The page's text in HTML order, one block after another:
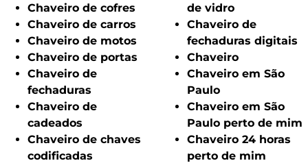
Chaveiro de cofres
Chaveiro de carros
Chaveiro de motos
Chaveiro de portas
Chaveiro de
fechaduras
Chaveiro de
cadeados
Chaveiro de chaves
codificadas
de vidro
Chaveiro de
fechaduras digitais
Chaveiro
Chaveiro em São
Paulo
Chaveiro em São
Paulo perto de mim
Chaveiro 24 horas
perto de mim